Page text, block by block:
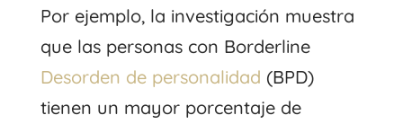
Por ejemplo, la investigación muestra
que las personas con Borderline
Desorden de personalidad (BPD)
tienen un mayor porcentaje de